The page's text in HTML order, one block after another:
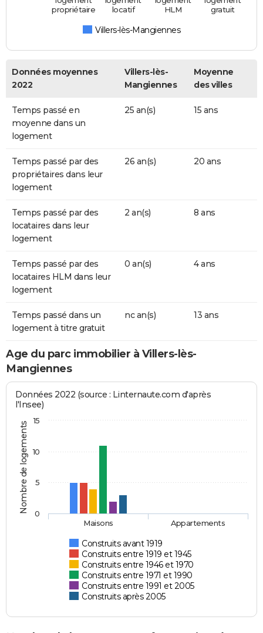
Villers-lès-Mangiennes
propriétaire
locatif
HLM
gratuit
Données moyennes
2022
Villers-lès-
Mangiennes
Moyenne
des villes
Temps passé en
moyenne dans un
logement
25 an(s) 15 ans
Temps passé par des
propriétaires dans leur
logement
26 an(s) 20 ans
Temps passé par des
locataires dans leur
logement
2 an(s) 8 ans
Temps passé par des
locataires HLM dans leur
logement
0 an(s) 4 ans
Temps passé dans un
logement à titre gratuit
nc an(s) 13 ans
Age du parc immobilier à Villers-lès-
Mangiennes
Nombre de logements
Données 2022 (source : Linternaute.com d'après
l'Insee)
Construits avant 1919
Construits entre 1919 et 1945
Construits entre 1946 et 1970
Construits entre 1971 et 1990
Construits entre 1991 et 2005
Construits après 2005
Maisons Appartements
0
5
10
15